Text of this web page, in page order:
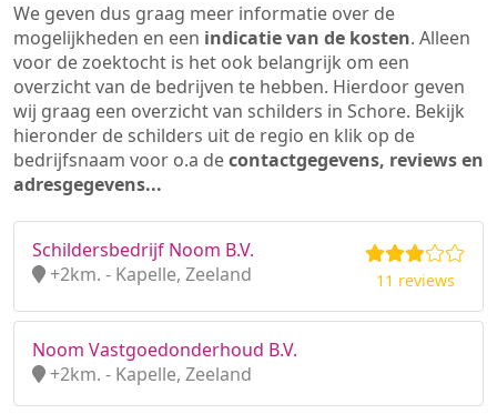
We geven dus graag meer informatie over de
mogelijkheden en een indicatie van de kosten. Alleen
voor de zoektocht is het ook belangrijk om een
overzicht van de bedrijven te hebben. Hierdoor geven
wij graag een overzicht van schilders in Schore. Bekijk
hieronder de schilders uit de regio en klik op de
bedrijfsnaam voor o.a decontactgegevens, reviews en
adresgegevens...
Schildersbedrijf Noom B.V.
+2km. - Kapelle, Zeeland
11 reviews
Noom Vastgoedonderhoud B.V.
+2km. - Kapelle, Zeeland